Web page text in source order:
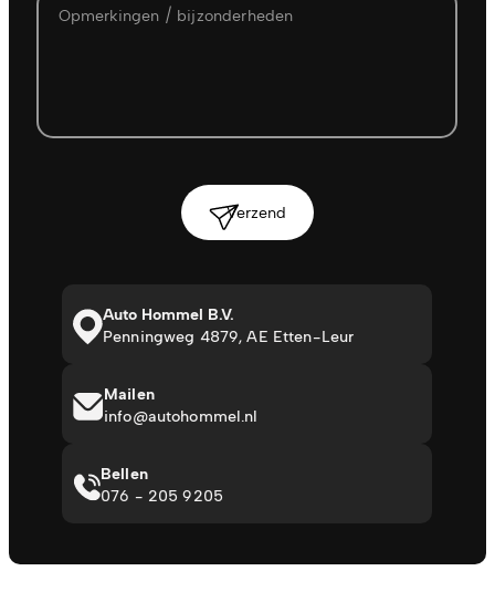
Verzend
Auto Hommel B.V.
Penningweg 4879, AE Etten-Leur
Mailen
info@autohommel.nl
Bellen
076 - 205 9205